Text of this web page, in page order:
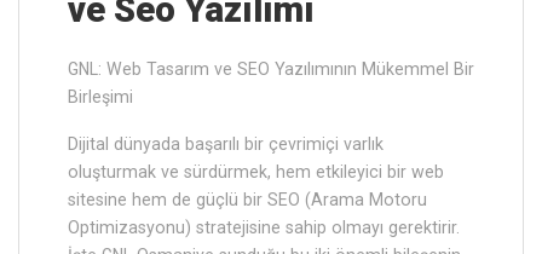
ve Seo Yazılımı
GNL: Web Tasarım ve SEO Yazılımının Mükemmel Bir
Birleşimi
Dijital dünyada başarılı bir çevrimiçi varlık
oluşturmak ve sürdürmek, hem etkileyici bir web
sitesine hem de güçlü bir SEO (Arama Motoru
Optimizasyonu) stratejisine sahip olmayı gerektirir.